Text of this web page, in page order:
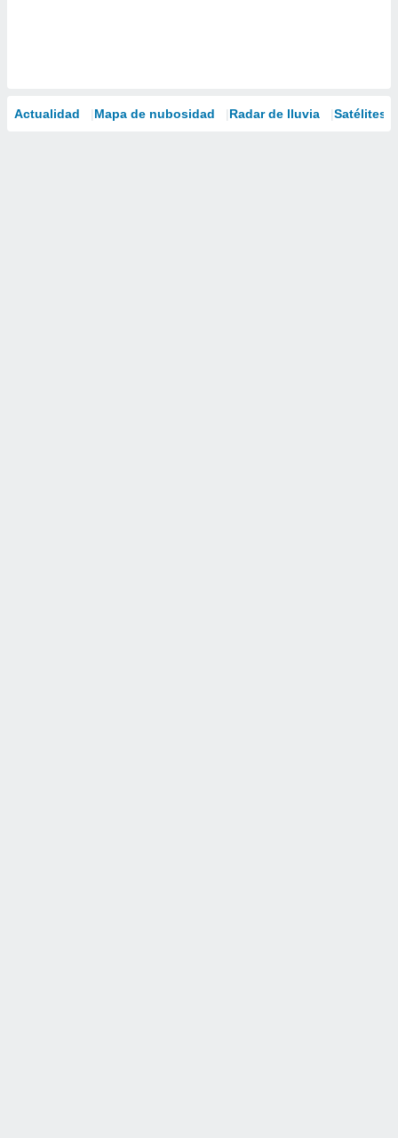
Actualidad Mapa de nubosidad Radar de lluvia Satélites